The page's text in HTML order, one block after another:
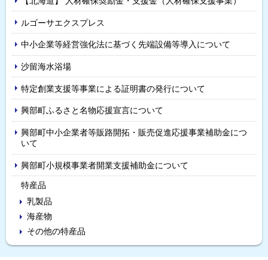
ルゴーサエクスプレス
中小企業等経営強化法に基づく先端設備等導入について
沙留海水浴場
特定創業支援等事業による証明書の発行について
興部町ふるさと名物応援宣言について
興部町中小企業者等販路開拓・販売促進応援事業補助金につ
いて
興部町小規模事業者開業支援補助金について
特産品
乳製品
海産物
その他の特産品